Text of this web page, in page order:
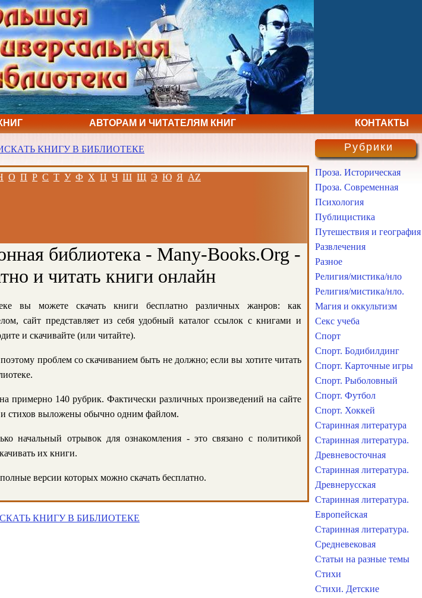
АВТОРАМ И ЧИТАТЕЛЯМ КНИГ КОНТАКТЫ
КНИГУ В БИБЛИОТЕКЕ
О П Р С Т У Ф Х Ц Ч Ш Щ Э Ю Я AZ
библиотека - Many-Books.Org -
и читать книги онлайн
вы можете скачать книги бесплатно различных жанров: как
сайт представляет из себя удобный каталог ссылок с книгами и
и скачивайте (или читайте).
проблем со скачиванием быть не должно; если вы хотите читать
примерно 140 рубрик. Фактически различных произведений на сайте
и стихов выложены обычно одним файлом.
начальный отрывок для ознакомления - это связано с политикой
их книги.
версии которых можно скачать бесплатно.
КНИГУ В БИБЛИОТЕКЕ
Рубрики
Проза. Историческая
Проза. Современная
Психология
Публицистика
Путешествия и география
Развлечения
Разное
Религия/мистика/нло
Религия/мистика/нло.
Магия и оккультизм
Секс учеба
Спорт
Спорт. Бодибилдинг
Спорт. Карточные игры
Спорт. Рыболовный
Спорт. Футбол
Спорт. Хоккей
Старинная литература
Старинная литература.
Древневосточная
Старинная литература.
Древнерусская
Старинная литература.
Европейская
Старинная литература.
Средневековая
Статьи на разные темы
Стихи
Стихи. Детские